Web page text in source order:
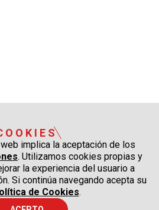
implica la aceptación de los
. Utilizamos cookies propias y
la experiencia del usuario a
Si continúa navegando acepta su
de Cookies.